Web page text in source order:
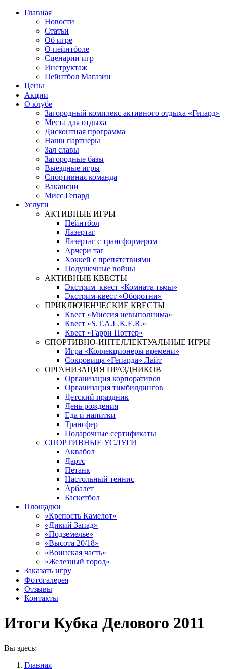
Главная
Новости
Статьи
Об игре
О пейнтболе
Сценарии игр
Инструктаж
Пейнтбол Магазин
Цены
Акции
О клубе
Загородный комплекс активного отдыха «Гепард»
Места для отдыха
Дисконтная программа
Наши партнеры
Зал славы
Загородные базы
Выездные игры
Спортивная команда
Вакансии
Мисс Гепард
Услуги
АКТИВНЫЕ ИГРЫ
Пейнтбол
Лазертаг
Лазертаг с трансформером
Арчери таг
Хоккей с препятствиями
Подушечные войны
АКТИВНЫЕ КВЕСТЫ
Экстрим–квест «Комната тьмы»
Экстрим-квест «Оборотни»
ПРИКЛЮЧЕНЧЕСКИЕ КВЕСТЫ
Квест «Миссия невыполнима»
Квест «S.T.A.L.K.E.R.»
Квест «Гарри Поттер»
СПОРТИВНО-ИНТЕЛЛЕКТУАЛЬНЫЕ ИГРЫ
Игра «Коллекционеры времени»
Сокровища «Гепарда» Лайт
ОРГАНИЗАЦИЯ ПРАЗДНИКОВ
Организация корпоративов
Организация тимбилдингов
Детский праздник
День рождения
Еда и напитки
Трансфер
Подарочные сертификаты
СПОРТИВНЫЕ УСЛУГИ
Аквабол
Дартс
Петанк
Настольный теннис
Арбалет
Баскетбол
Площадки
«Крепость Камелот»
«Дикий Запад»
«Подземелье»
«Высота 20/18»
«Воинская часть»
«Железный город»
Заказать игру
Фотогалерея
Отзывы
Контакты
Итоги Кубка Делового 2011
Вы здесь:
Главная